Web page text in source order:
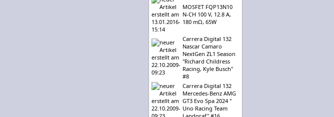
MOSFET FQP13N10
N-CH 100 V, 12.8 A,
180 mΩ, 65W
Carrera Digital 132
Nascar Camaro
NextGen ZL1 Season
"Richard Childress
Racing, Kyle Busch"
#8
Carrera Digital 132
Mercedes-Benz AMG
GT3 Evo Spa 2024 "
Uno Racing Team